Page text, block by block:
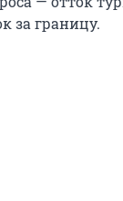
за границу.